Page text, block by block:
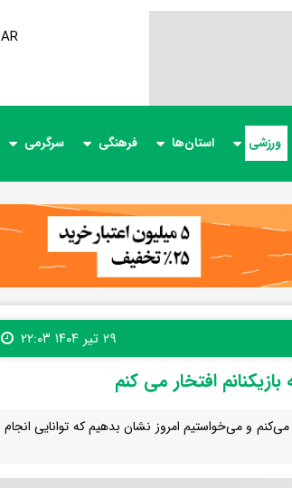
AR
ورزشی استان‌ها فرهنگی سرگرمی
۲۹ تیر ۱۴۰۴ ۲۲:۰۳
افتخار می کنم
می‌کنم و می‌خواستیم امروز نشان بدهیم که توانایی انجام